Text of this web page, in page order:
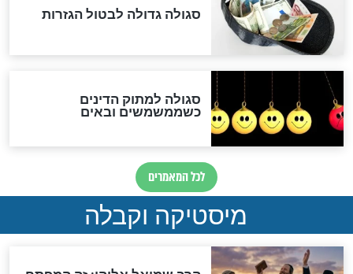
האם אפשר לחשב את הקץ?
מה יהיה בימות המשיח?
"לפני הגאולה תהיה אפיקורסות
והכחשה גדולה מאוד של
האמונה"